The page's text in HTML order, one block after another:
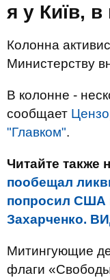
я у Київ,
Колонна
Министерству
В колонне -
сообщает
"Главком".
Читайте также
пообещал
попросил США
Захарченко.
Митингующие
флаги